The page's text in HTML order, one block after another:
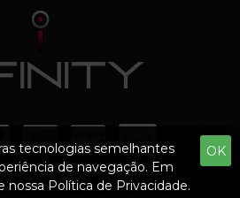
OK
tecnologias semelhantes
de navegação. Em
nossa Política de Privacidade.